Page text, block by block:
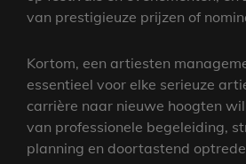
van prestigieuze prijzen of
Kortom, een artiesten
essentieel voor elke serieuze
carrière naar nieuwe hoogten
van professionele begeleiding,
planning en doortastend